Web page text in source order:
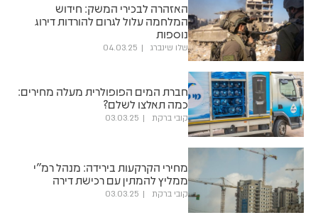
האזהרה לבכירי המשק: חידוש
המלחמה עלול לגרום להורדות דירוג
נוספות
שלו שינברג 04.03.25
חברת המים הפופולרית מעלה מחירים:
כמה תאלצו לשלם?
קובי ברקת 03.03.25
מחירי הקרקעות בירידה: מנהל רמ"י
ממליץ להמתין עם רכישת דירה
קובי ברקת 03.03.25